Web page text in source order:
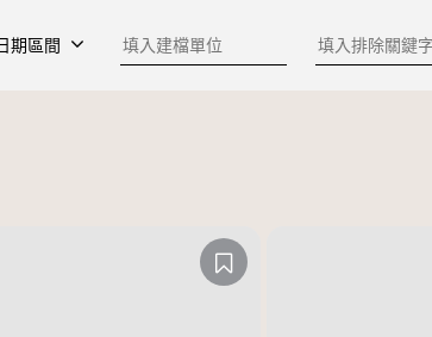
期區間 建檔單位 排除關鍵字